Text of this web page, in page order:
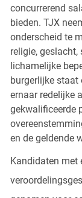
concurrerend
bieden. TJX
onderscheid te
religie,
lichamelijke
burgerlijke
ernaar redelijke
gekwalificeerde
en de geldende
Kandidaten met